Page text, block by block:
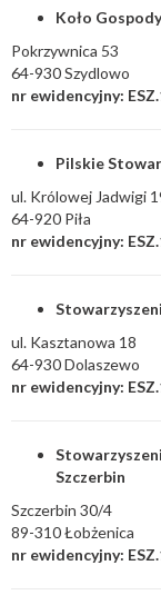
Koło
Pokrzywnica 53
64-930 Szydlowo
nr ewidencyjny:
Pilskie
ul. Królowej Jadwigi
64-920 Piła
nr ewidencyjny:
ul. Kasztanowa 18
64-930 Dolaszewo
nr ewidencyjny:
Szczerbin
Szczerbin 30/4
89-310 Łobżenica
nr ewidencyjny: